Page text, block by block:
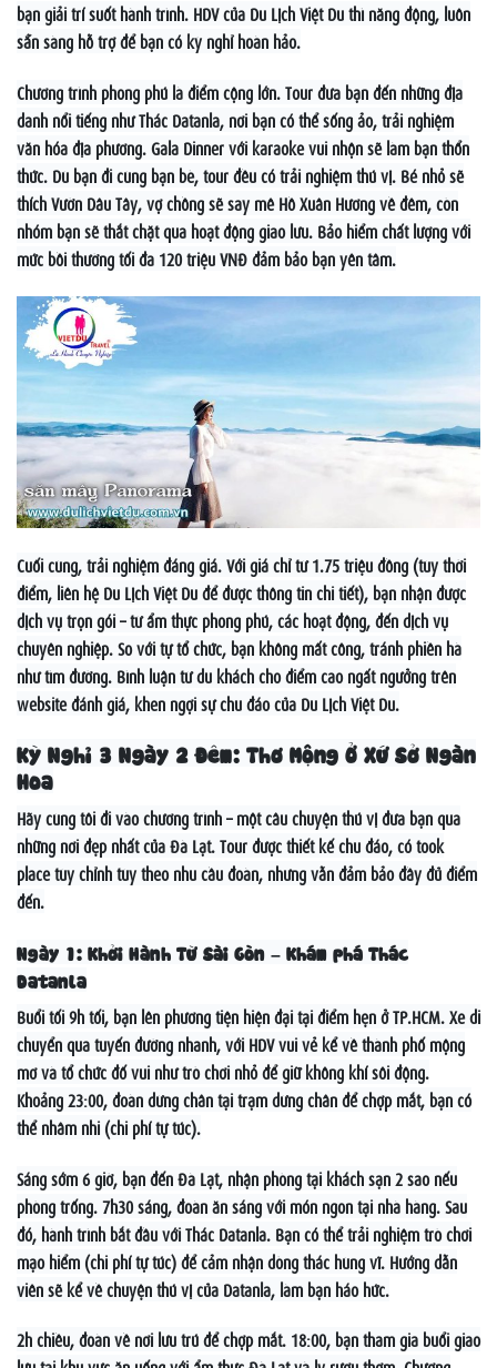
bạn giải trí suốt hành trình. HDV của Du Lịch Việt Du thì năng động, luôn
sẵn sàng hỗ trợ để bạn có kỳ nghỉ hoàn hảo.
Chương trình phong phú là điểm cộng lớn. Tour đưa bạn đến những địa
danh nổi tiếng như Thác Datanla, nơi bạn có thể sống ảo, trải nghiệm
văn hóa địa phương. Gala Dinner với karaoke vui nhộn sẽ làm bạn thổn
thức. Dù bạn đi cùng bạn bè, tour đều có trải nghiệm thú vị. Bé nhỏ sẽ
thích Vườn Dâu Tây, vợ chồng sẽ say mê Hồ Xuân Hương về đêm, còn
nhóm bạn sẽ thắt chặt qua hoạt động giao lưu. Bảo hiểm chất lượng với
mức bồi thường tối đa 120 triệu VNĐ đảm bảo bạn yên tâm.
Cuối cùng, trải nghiệm đáng giá. Với giá chỉ từ 1.75 triệu đồng (tùy thời
điểm, liên hệ Du Lịch Việt Du để được thông tin chi tiết), bạn nhận được
dịch vụ trọn gói – từ ẩm thực phong phú, các hoạt động, đến dịch vụ
chuyên nghiệp. So với tự tổ chức, bạn không mất công, tránh phiền hà
như tìm đường. Bình luận từ du khách cho điểm cao ngất ngưởng trên
website đánh giá, khen ngợi sự chu đáo của Du Lịch Việt Du.
Kỳ Nghỉ 3 Ngày 2 Đêm: Thơ Mộng Ở Xứ Sở Ngàn
Hoa
Hãy cùng tôi đi vào chương trình – một câu chuyện thú vị đưa bạn qua
những nơi đẹp nhất của Đà Lạt. Tour được thiết kế chu đáo, có took
place tùy chỉnh tùy theo nhu cầu đoàn, nhưng vẫn đảm bảo đầy đủ điểm
đến.
Ngày 1: Khởi Hành Từ Sài Gòn – Khám phá Thác
Datanla
Buổi tối 9h tối, bạn lên phương tiện hiện đại tại điểm hẹn ở TP.HCM. Xe di
chuyển qua tuyến đường nhanh, với HDV vui vẻ kể về thành phố mộng
mơ và tổ chức đố vui như trò chơi nhỏ để giữ không khí sôi động.
Khoảng 23:00, đoàn dừng chân tại trạm dừng chân để chợp mắt, bạn có
thể nhâm nhi (chi phí tự túc).
Sáng sớm 6 giờ, bạn đến Đà Lạt, nhận phòng tại khách sạn 2 sao nếu
phòng trống. 7h30 sáng, đoàn ăn sáng với món ngon tại nhà hàng. Sau
đó, hành trình bắt đầu với Thác Datanla. Bạn có thể trải nghiệm trò chơi
mạo hiểm (chi phí tự túc) để cảm nhận dòng thác hùng vĩ. Hướng dẫn
viên sẽ kể về chuyện thú vị của Datanla, làm bạn háo hức.
2h chiều, đoàn về nơi lưu trú để chợp mắt. 18:00, bạn tham gia buổi giao